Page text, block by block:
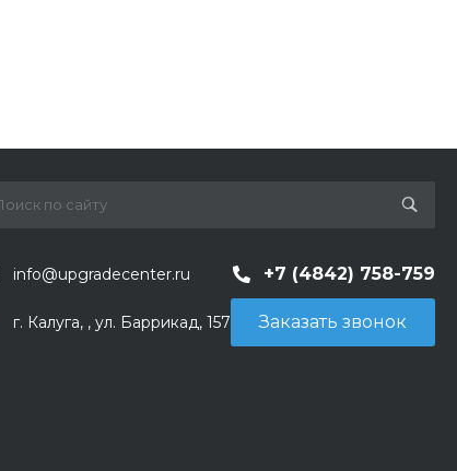
info@upgradecenter.ru +7 (4842) 758-759
г. Калуга, , ул. Баррикад, 157 Заказать звонок